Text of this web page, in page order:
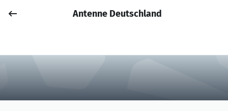
Anmelden
Antenne Deutschland